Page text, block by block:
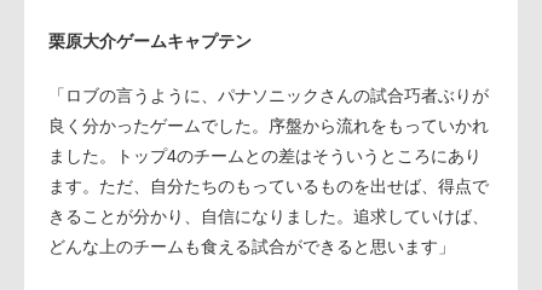
栗原大介ゲームキャプテン
「ロブの言うように、パナソニックさんの試合巧者ぶりが
良く分かったゲームでした。序盤から流れをもっていかれ
ました。トップ4のチームとの差はそういうところにあり
ます。ただ、自分たちのもっているものを出せば、得点で
きることが分かり、自信になりました。追求していけば、
どんな上のチームも食える試合ができると思います」